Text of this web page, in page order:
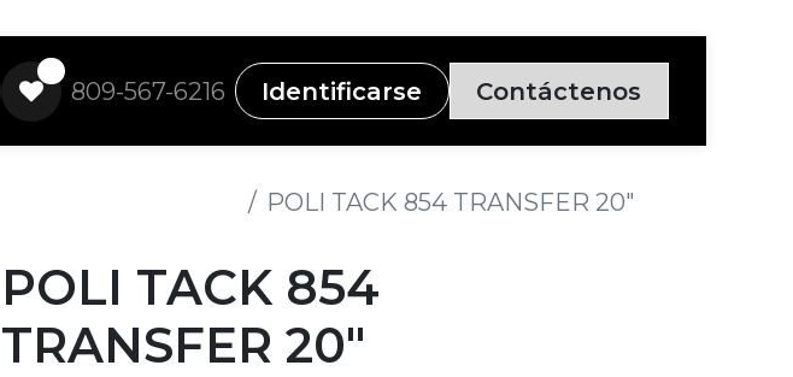
809-567-6216 Identificarse Contáctenos
POLI TACK 854 TRANSFER 20"
POLI TACK 854
TRANSFER 20"